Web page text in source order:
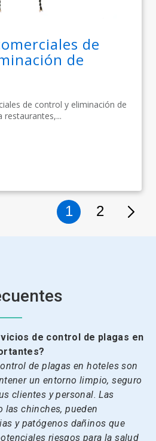
de
de
de control y eliminación de
restaurantes,...
1 2
de control de plagas en
de plagas en hoteles son
un entorno limpio, seguro
clientes y personal. Las
las chinches, pueden
y patógenos dañinos que
riesgos para la salud